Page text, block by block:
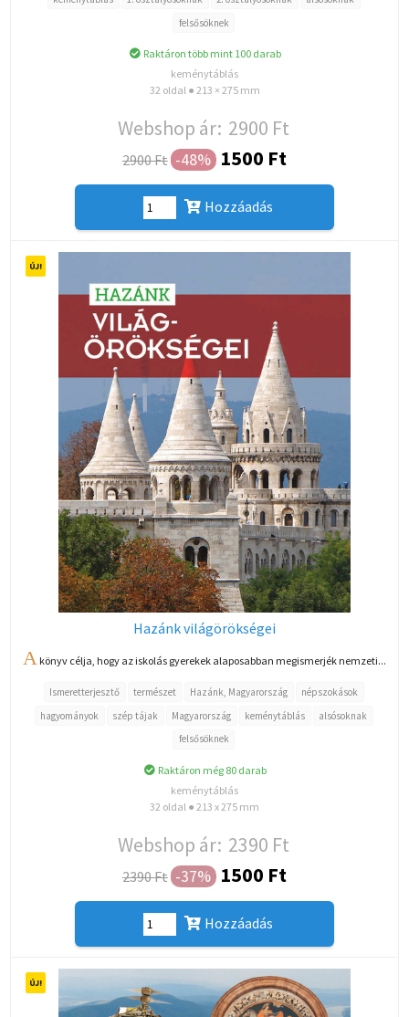
felsősöknek
Raktáron több mint 100 darab
keménytáblás
32 oldal ● 213 × 275 mm
Webshop ár: 2900 Ft
2900 Ft -48% 1500 Ft
Hozzáadás
Hazánk világörökségei
A könyv célja, hogy az iskolás gyerekek alaposabban megismerjék nemzeti...
Ismeretterjesztő természet Hazánk, Magyarország
népszokások
hagyományok
szép tájak Magyarország keménytáblás
alsósoknak
felsősöknek
Raktáron még 80 darab
keménytáblás
32 oldal ● 213 x 275 mm
Webshop ár: 2390 Ft
2390 Ft -37% 1500 Ft
Hozzáadás